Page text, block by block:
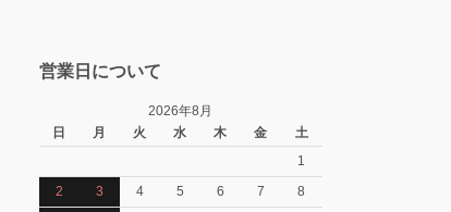
営業日について
2026年8月
日
月 火 水 木 金
土
1
2
3 4 5 6 7
8